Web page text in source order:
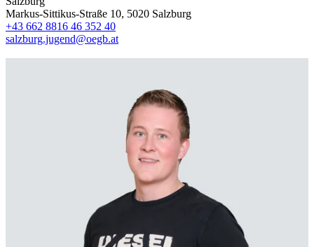
Markus-Sittikus-Straße 10, 5020 Salzburg
+43 662 8816 46 352 40
salzburg.jugend@oegb.at